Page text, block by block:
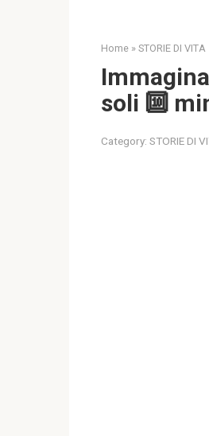
Home » STORIE DI VITA
soli 🔟
Category: STORIE DI